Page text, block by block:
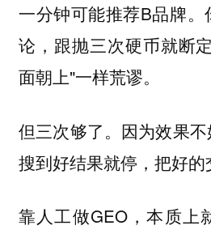
一分钟可能推荐B品牌
论，跟抛三次硬币就断
面朝上"一样荒谬。
但三次够了。因为效果
搜到好结果就停，把好的
靠人工做GEO，本质上